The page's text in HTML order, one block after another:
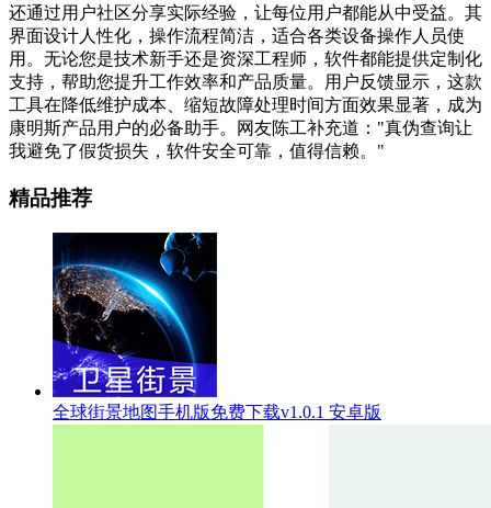
还通过用户社区分享实际经验，让每位用户都能从中受益。其
界面设计人性化，操作流程简洁，适合各类设备操作人员使
用。无论您是技术新手还是资深工程师，软件都能提供定制化
支持，帮助您提升工作效率和产品质量。用户反馈显示，这款
工具在降低维护成本、缩短故障处理时间方面效果显著，成为
康明斯产品用户的必备助手。网友陈工补充道："真伪查询让
我避免了假货损失，软件安全可靠，值得信赖。"
精品推荐
全球街景地图手机版免费下载v1.0.1 安卓版